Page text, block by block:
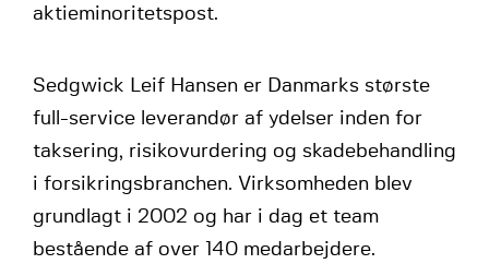
aktieminoritetspost.
Sedgwick Leif Hansen er Danmarks største
full-service leverandør af ydelser inden for
taksering, risikovurdering og skadebehandling
i forsikringsbranchen. Virksomheden blev
grundlagt i 2002 og har i dag et team
bestående af over 140 medarbejdere.